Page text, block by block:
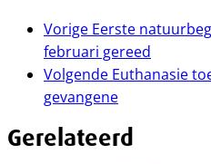
Vorige Eerste
februari gereed
Volgende Euthanasie
gevangene
Gerelateerd